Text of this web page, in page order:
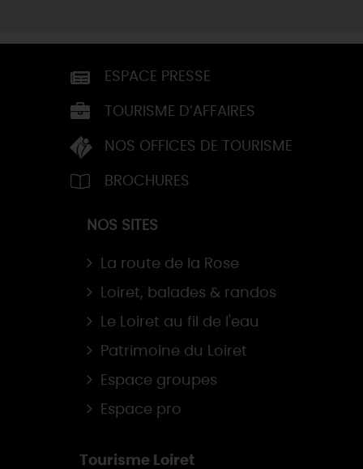
ESPACE PRESSE
TOURISME D’AFFAIRES
NOS OFFICES DE TOURISME
BROCHURES
NOS SITES
La route de la Rose
Loiret, balades & randos
Le Loiret au fil de l'eau
Patrimoine du Loiret
Espace groupes
Espace pro
Tourisme Loiret